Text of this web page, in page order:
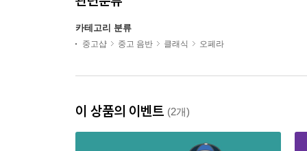
카테고리 분류
중고샵 중고 음반 클래식 오페라
이 상품의 이벤트 (2개)